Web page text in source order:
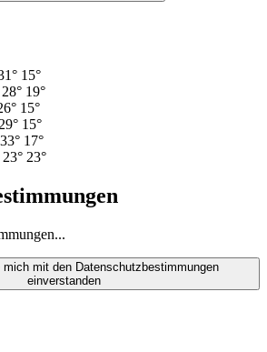
15°
28° 19°
15°
29° 15°
33° 17°
23° 23°
mich mit den Datenschutzbestimmungen
einverstanden